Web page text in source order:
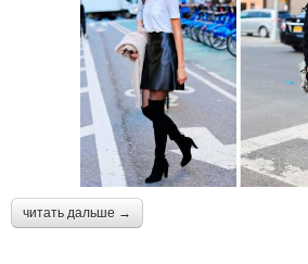
читать дальше →